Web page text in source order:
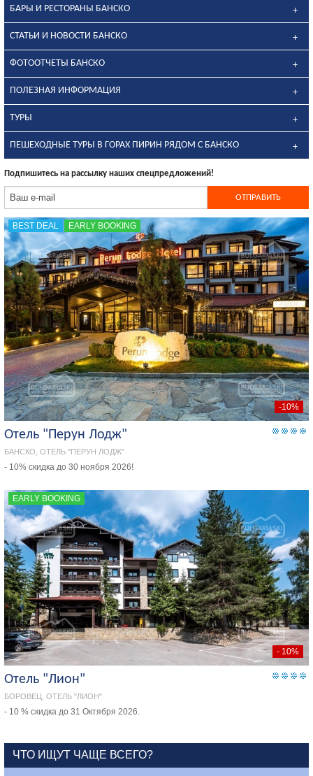
БАРЫ И РЕСТОРАНЫ БАНСКО
СТАТЬИ И НОВОСТИ БАНСКО
ФОТООТЧЕТЫ БАНСКО
ПОЛЕЗНАЯ ИНФОРМАЦИЯ
ТУРЫ
ПЕШЕХОДНЫЕ ТУРЫ В ГОРАХ ПИРИН РЯДОМ С БАНСКО
Подпишитесь на рассылку наших спецпредложений!
BEST DEAL EARLY BOOKING
-10%
Отель "Перун Лодж"
БАНСКО, ОТЕЛЬ "ПЕРУН ЛОДЖ"
- 10% скидка до 30 ноября 2026!
EARLY BOOKING
- 10%
Отель "Лион"
БОРОВЕЦ, ОТЕЛЬ "ЛИОН"
- 10 % скидка до 31 Октября 2026.
ЧТО ИЩУТ ЧАЩЕ ВСЕГО?